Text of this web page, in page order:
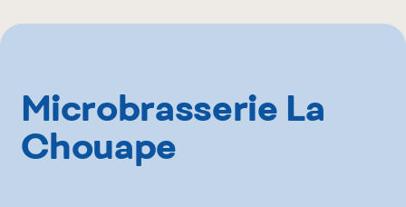
L'intermarché
Provigo
Microbrasserie La
Chouape